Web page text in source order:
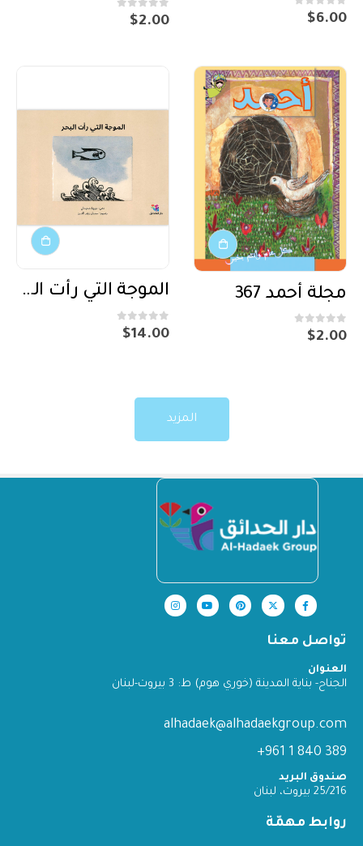
0
out of 5
$6.00
0
out of 5
$2.00
مجلة أحمد 367
0
out of 5
$2.00
الموجة التي رأت البحر
0
out of 5
$14.00
المزيد
تواصل معنا
العنوان
الجناح- بناية المدينة (خوري هوم) ط: 3 بيروت-لبنان
alhadaek@alhadaekgroup.com
389 840 1 961+
صندوق البريد
25/216 بيروت، لبنان
روابط مهمّة